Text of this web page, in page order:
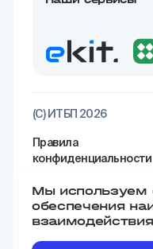
(С) ИТБП 2026
Правила
конфиденциальности
Реквизиты
Мы используем
обеспечения
взаимодействия